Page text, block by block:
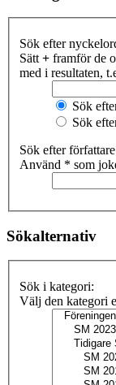
Sök efter
Sätt + framför de
med i resultaten,
Sök
Sök
Sök efter
Använd * som
Sökalternativ
Sök i kategori:
Välj den kategori